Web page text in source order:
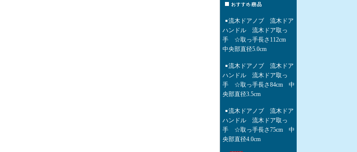
流木ドアノブ 流木ドア
ハンドル 流木ドア取っ
手 ☆取っ手長さ112cm
中央部直径5.0cm
流木ドアノブ 流木ドア
ハンドル 流木ドア取っ
手 ☆取っ手長さ84cm 中
央部直径3.5cm
流木ドアノブ 流木ドア
ハンドル 流木ドア取っ
手 ☆取っ手長さ75cm 中
央部直径4.0cm